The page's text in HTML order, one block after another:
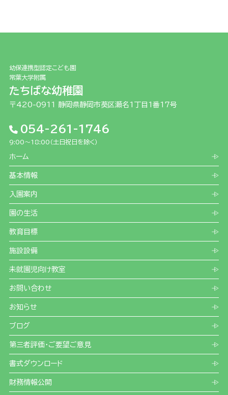
幼保連携型認定こども園
常葉大学附属
たちばな幼稚園
〒420-0911 静岡県静岡市葵区瀬名1丁目1番17号
054-261-1746
9:00～18:00（土日祝日を除く）
ホーム
基本情報
入園案内
園の生活
教育目標
施設設備
未就園児向け教室
お問い合わせ
お知らせ
ブログ
第三者評価・ご要望ご意見
書式ダウンロード
財務情報公開